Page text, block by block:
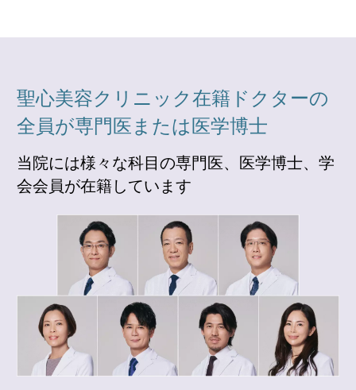
聖心美容クリニック在籍ドクターの
全員が専門医または医学博士
当院には様々な科目の専門医、医学博士、学
会会員が在籍しています